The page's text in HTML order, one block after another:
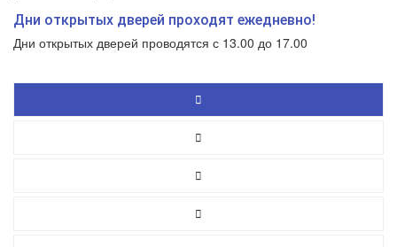
Дни открытых дверей проходят ежедневно!
Дни открытых дверей проводятся с 13.00 до 17.00